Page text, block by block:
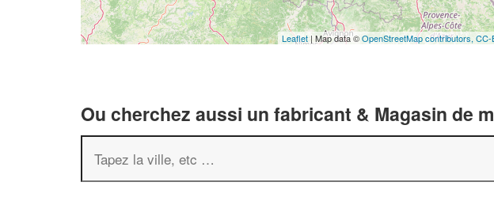
Leaflet | Map data ©OpenStreetMap contributors, CC-
Ou cherchez aussi un fabricant & Magasin de